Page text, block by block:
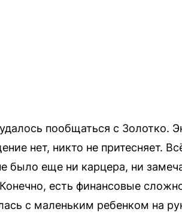
пообщаться с Золотко.
нет, никто не притесняет.
было еще ни карцера, ни
есть финансовые
с маленьким ребенком на